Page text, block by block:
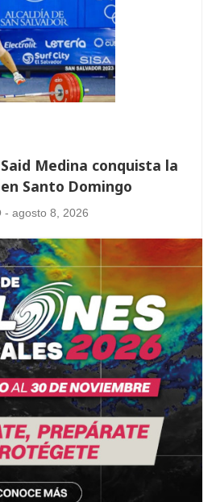
Medina conquista la
en Santo Domingo
- agosto 8, 2026